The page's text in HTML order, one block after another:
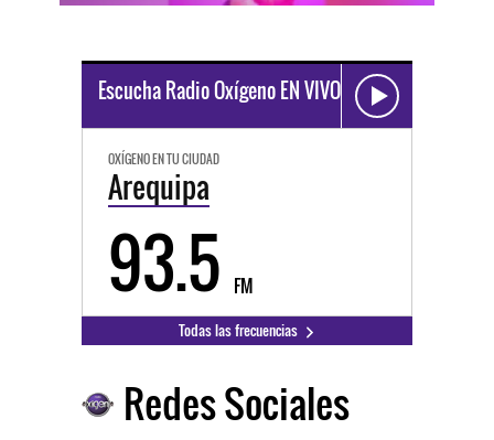
Escucha Radio Oxígeno EN VIVO
OXÍGENO EN TU CIUDAD
Arequipa
93.5 FM
Todas las frecuencias
Redes Sociales